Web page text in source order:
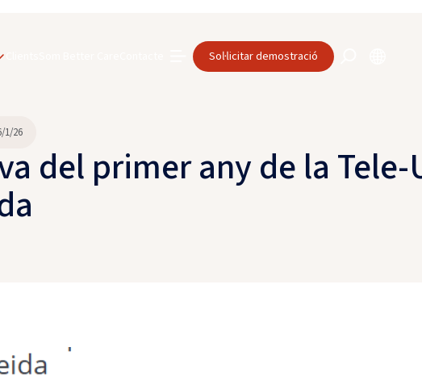
Sol·licitar demostració
1/26
del primer any de la Tele-